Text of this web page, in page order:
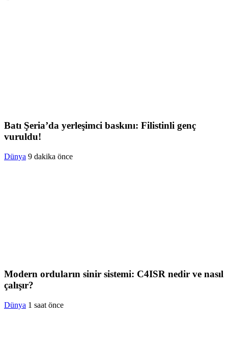
Batı Şeria’da yerleşimci baskını: Filistinli genç
vuruldu!
Dünya 9 dakika önce
Modern orduların sinir sistemi: C4ISR nedir ve nasıl
çalışır?
Dünya 1 saat önce